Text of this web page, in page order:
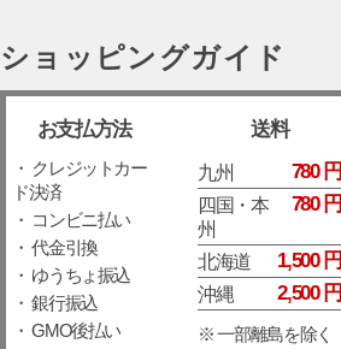
ショッピングガイド
お支払方法
・ クレジットカー
ド決済
・ コンビニ払い
・ 代金引換
・ ゆうちょ振込
・ 銀行振込
・ GMO後払い
送料
九州 780 円
四国・本
州
780 円
北海道 1,500 円
沖縄 2,500 円
※ 一部離島を除く